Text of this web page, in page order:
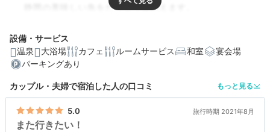
静岡の美味しい魚をたっぷり味わえます。
編集部おすすめの３つのポイント
全室から浜名湖を望めるロケーション。広々としていて
寛げる
貸切風呂あり♪大浴場の内湯と露天風呂で舘山寺温泉を堪
設備・サービス
温泉
大浴場 カフェ ルームサービス 和室
宴会場
パーキングあり
カップル・夫婦で宿泊した人の口コミ もっと見る
5.0 旅行時期 2021年8月
また行きたい！